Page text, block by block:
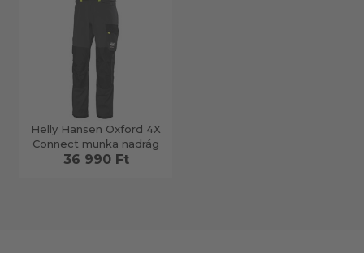
Helly Hansen Oxford 4X
Connect munka nadrág
36 990 Ft